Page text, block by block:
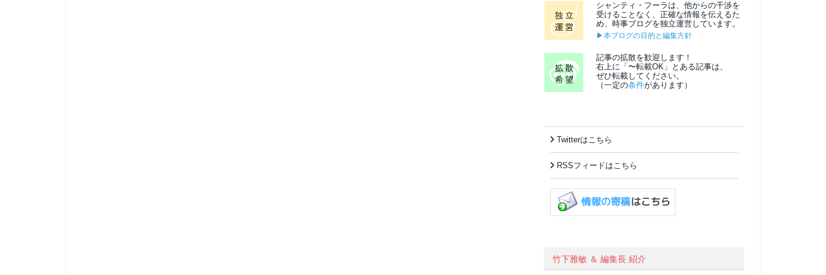
シャンティ・フーラは、他からの干渉を
受けることなく、正確な情報を伝えるた
め、時事ブログを独立運営しています。
▶本ブログの目的と編集方針
記事の拡散を歓迎します！
右上に「〜転載OK」とある記事は、
ぜひ転載してください。
（一定の条件があります）
Twitterはこちら
RSSフィードはこちら
竹下雅敏 ＆ 編集長 紹介